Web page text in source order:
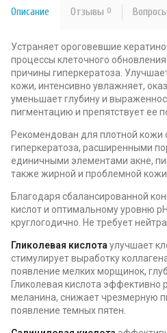
Описание Отзывы 0 Вопросы
Устраняет ороговевшие
процессы клеточного
причины гиперкератоза.
кожи, интенсивно увлажняет,
уменьшает глубину и
пигментацию и препятствует ее
Рекомендован для плотной кожи
гиперкератоза, расширенными
единичными элементами акне,
также жирной и проблемной кожи.
Благодаря сбалансированной
кислот и оптимальному уровню
круглогодично. Не требует
Гликолевая кислота улучшает
стимулирует выработку
появление мелких морщинок,
Гликолевая кислота эффективно
меланина, снижает чрезмерную
появление темных пятен.